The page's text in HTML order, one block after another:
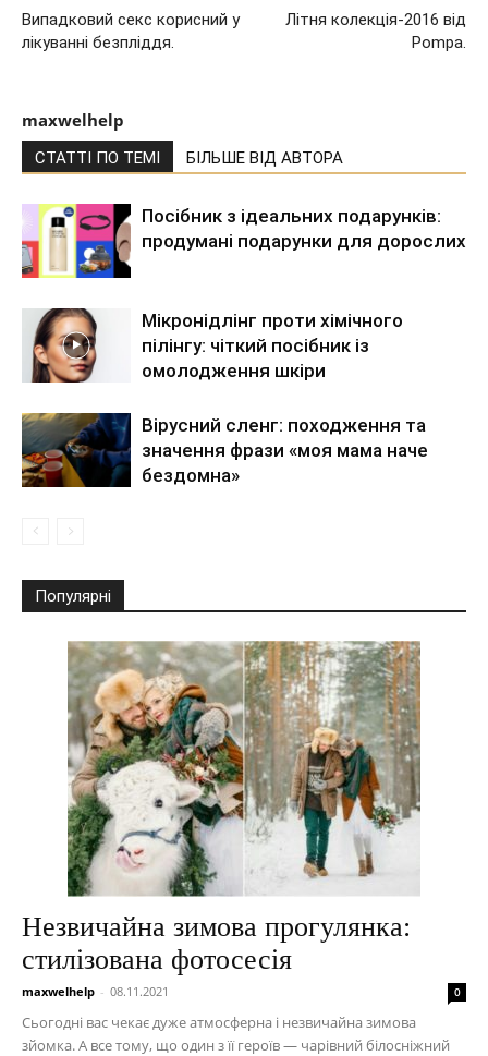
Випадковий секс корисний у
лікуванні безпліддя.
Літня колекція-2016 від
Pompa.
maxwelhelp
СТАТТІ ПО ТЕМІ БІЛЬШЕ ВІД АВТОРА
Посібник з ідеальних подарунків:
продумані подарунки для дорослих
Мікронідлінг проти хімічного
пілінгу: чіткий посібник із
омолодження шкіри
Вірусний сленг: походження та
значення фрази «моя мама наче
бездомна»
Популярні
Незвичайна зимова прогулянка:
стилізована фотосесія
maxwelhelp - 08.11.2021 0
Сьогодні вас чекає дуже атмосферна і незвичайна зимова
зйомка. А все тому, що один з її героїв — чарівний білосніжний